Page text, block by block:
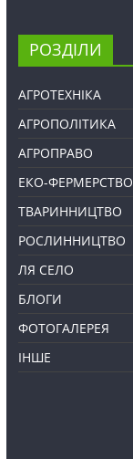
РОЗДІЛИ
АГРОТЕХНІКА
АГРОПОЛІТИКА
АГРОПРАВО
ЕКО-ФЕРМЕРСТВО
ТВАРИННИЦТВО
РОСЛИННИЦТВО
ЛЯ СЕЛО
БЛОГИ
ФОТОГАЛЕРЕЯ
ІНШЕ